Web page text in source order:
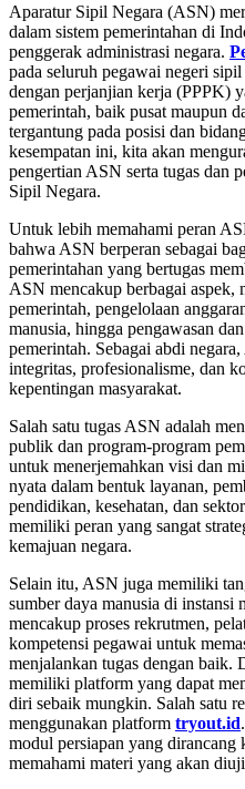
Aparatur Sipil Negara (ASN)
dalam sistem pemerintahan di
penggerak administrasi negara.
pada seluruh pegawai negeri
dengan perjanjian kerja (PPPK)
pemerintah, baik pusat maupun
tergantung pada posisi dan
kesempatan ini, kita akan
pengertian ASN serta tugas dan
Sipil Negara.
Untuk lebih memahami peran
bahwa ASN berperan sebagai
pemerintahan yang bertugas
ASN mencakup berbagai aspek,
pemerintah, pengelolaan
manusia, hingga pengawasan
pemerintah. Sebagai abdi
integritas, profesionalisme, dan
kepentingan masyarakat.
Salah satu tugas ASN adalah
publik dan program-program
untuk menerjemahkan visi dan
nyata dalam bentuk layanan,
pendidikan, kesehatan, dan
memiliki peran yang sangat
kemajuan negara.
Selain itu, ASN juga memiliki
sumber daya manusia di instansi
mencakup proses rekrutmen,
kompetensi pegawai untuk
menjalankan tugas dengan baik.
memiliki platform yang dapat
diri sebaik mungkin. Salah satu
menggunakan platform tryout.id
modul persiapan yang dirancang
memahami materi yang akan